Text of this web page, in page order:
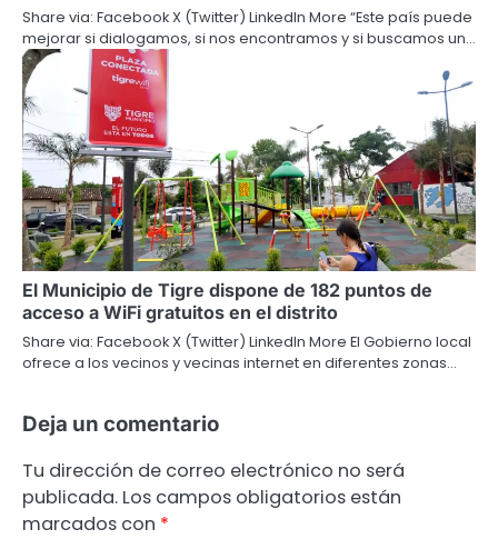
Share via: Facebook X (Twitter) LinkedIn More “Este país puede
mejorar si dialogamos, si nos encontramos y si buscamos un…
El Municipio de Tigre dispone de 182 puntos de
acceso a WiFi gratuitos en el distrito
Share via: Facebook X (Twitter) LinkedIn More El Gobierno local
ofrece a los vecinos y vecinas internet en diferentes zonas…
Deja un comentario
Tu dirección de correo electrónico no será
publicada. Los campos obligatorios están
marcados con *